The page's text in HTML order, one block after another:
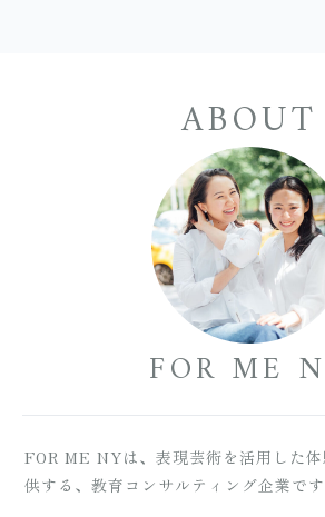
ABOUT
FOR ME
FOR ME NYは、表現芸術を活用した
供する、教育コンサルティング企業です